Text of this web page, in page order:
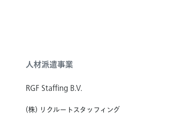
人材派遣事業
RGF Staffing B.V.
(株) リクルートスタッフィング